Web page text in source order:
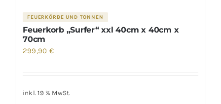
FEUERKÖRBE UND TONNEN
Feuerkorb „Surfer“ xxl 40cm x 40cm x
70cm
299,90 €
inkl. 19 % MwSt.